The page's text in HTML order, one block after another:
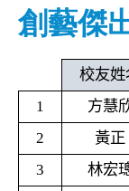
創藝傑
校友姓
1
方慧
2
黃正
3
林宏